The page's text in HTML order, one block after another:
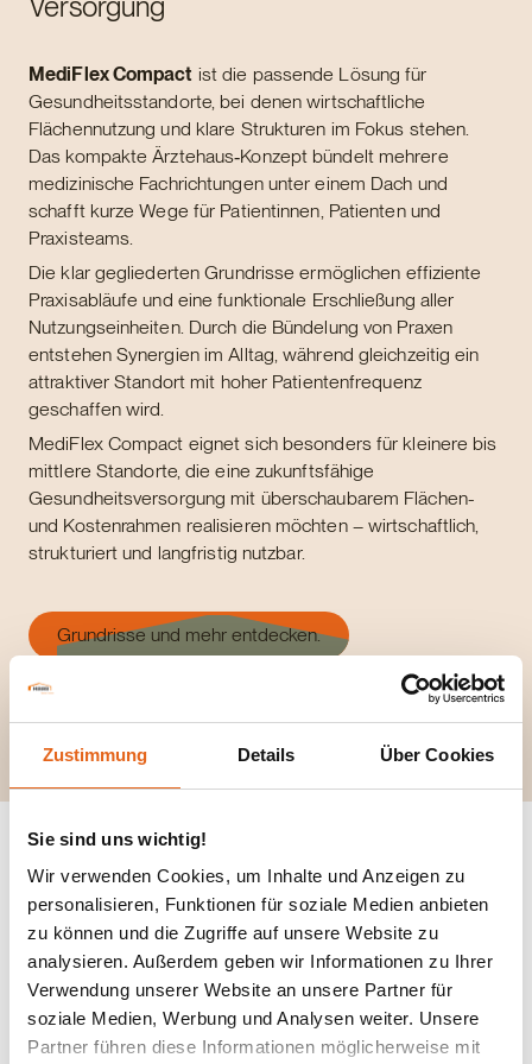
Zustimmung Details Über Cookies
Sie sind uns wichtig!
Wir verwenden Cookies, um Inhalte und Anzeigen zu
personalisieren, Funktionen für soziale Medien anbieten
zu können und die Zugriffe auf unsere Website zu
analysieren. Außerdem geben wir Informationen zu Ihrer
Verwendung unserer Website an unsere Partner für
soziale Medien, Werbung und Analysen weiter. Unsere
Partner führen diese Informationen möglicherweise mit
MediFlex Compact ist die passende Lösung für
Gesundheitsstandorte, bei denen wirtschaftliche
Flächennutzung und klare Strukturen im Fokus stehen.
Das kompakte Ärztehaus‑Konzept bündelt mehrere
medizinische Fachrichtungen unter einem Dach und
schafft kurze Wege für Patientinnen, Patienten und
Praxisteams.
Die klar gegliederten Grundrisse ermöglichen effiziente
Praxisabläufe und eine funktionale Erschließung aller
Nutzungseinheiten. Durch die Bündelung von Praxen
entstehen Synergien im Alltag, während gleichzeitig ein
attraktiver Standort mit hoher Patientenfrequenz
geschaffen wird.
MediFlex Compact eignet sich besonders für kleinere bis
mittlere Standorte, die eine zukunftsfähige
Gesundheitsversorgung mit überschaubarem Flächen-
und Kostenrahmen realisieren möchten – wirtschaftlich,
strukturiert und langfristig nutzbar.
Grundrisse und mehr entdecken.
MediFlex Plus
Das Ärztehaus‑Konzept für
leistungsstarke Gesundheitszentren